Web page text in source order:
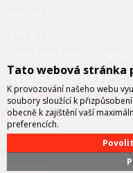
BEZPLATNÉ ZÁPŮJČKY
FCC PRŮMYSLOVÉ
SYSTÉMY
Tato webová stránka
K provozování našeho webu
soubory sloužící k
obecně k zajištění vaší
preferencích.